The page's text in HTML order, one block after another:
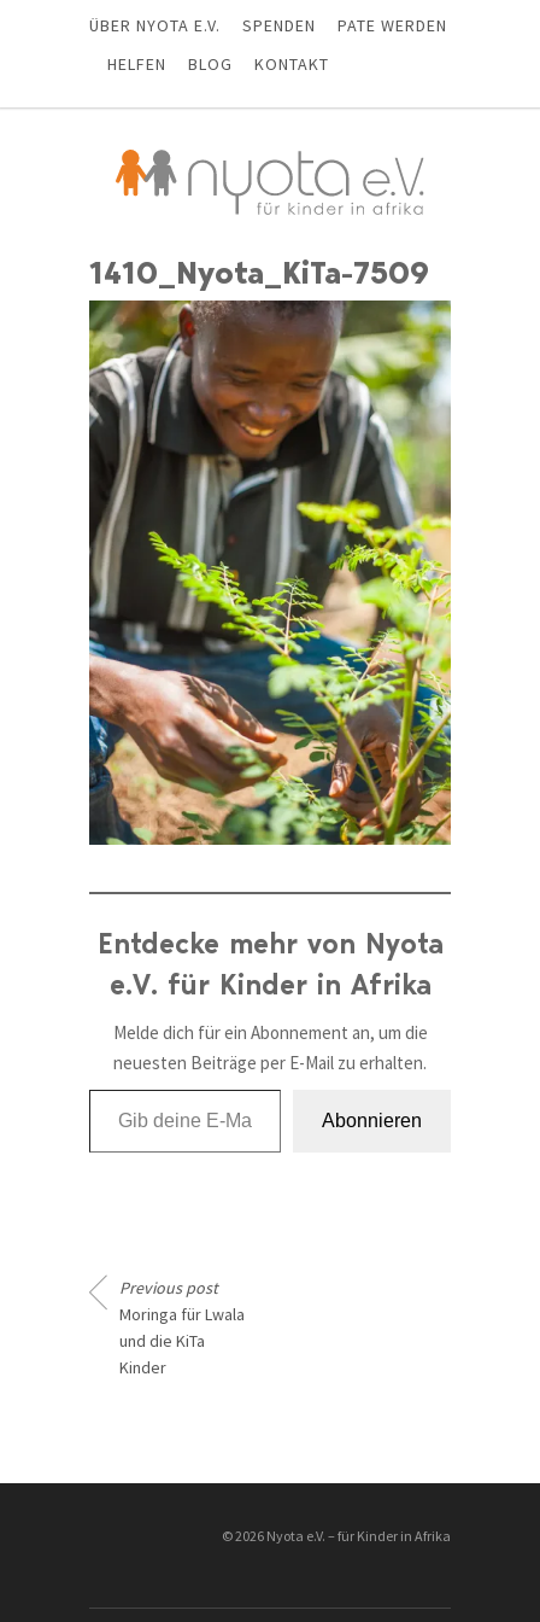
ÜBER NYOTA E.V. SPENDEN
PATE WERDEN
HELFEN
BLOG KONTAKT
1410_Nyota_KiTa-7509
Entdecke mehr von Nyota
e.V. für Kinder in Afrika
Melde dich für ein Abonnement an, um die
neuesten Beiträge per E-Mail zu erhalten.
Gib deine E-Mail-Adresse ein ...
Abonnieren
Previous post
Moringa für Lwala
und die KiTa
Kinder
© 2026 Nyota e.V. – für Kinder in Afrika